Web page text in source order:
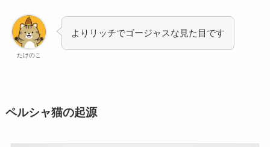
たけのこ
よりリッチでゴージャスな見た目です
ペルシャ猫の起源